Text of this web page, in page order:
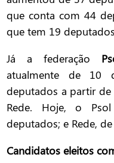
que conta com 44
que tem 19
Já a federação
atualmente de 10
deputados a partir
Rede. Hoje, o
deputados; e Rede, de
Candidatos eleitos